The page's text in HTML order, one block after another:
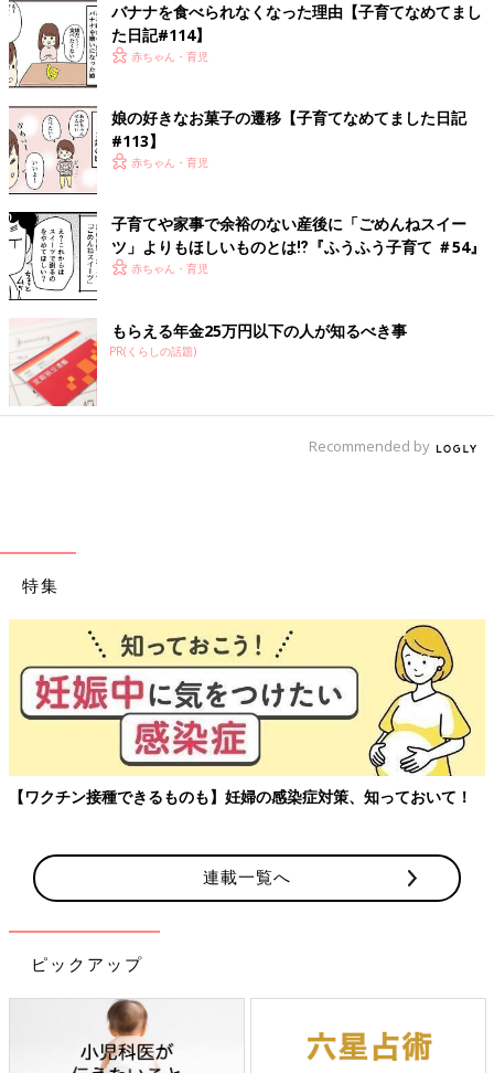
インスタグラム：hiyokoegg11
【子育てなめてまし
た日記#120】
たもの【子育てなめて
バナナを食べられなくなった理由【子育てなめてまし
た日記#114】
赤ちゃん・育児
娘の好きなお菓子の遷移【子育てなめてました日記
#113】
赤ちゃん・育児
子育てや家事で余裕のない産後に「ごめんねスイー
ツ」よりもほしいものとは⁉︎『ふうふう子育て ＃54』
赤ちゃん・育児
もらえる年金25万円以下の人が知るべき事
PR(くらしの話題)
Recommended by
特集
【ワクチン接種できるものも】妊婦の感染症対策、知っておいて！
連載一覧へ
ピックアップ